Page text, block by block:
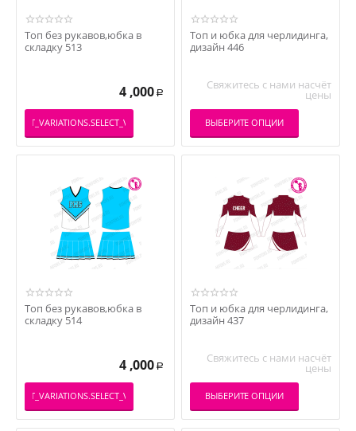
Топ без рукавов,юбка в
складку 513
4 ,000 Р
Топ и юбка для черлидинга,
дизайн 446
Свяжитесь с нами насчёт
цены
ВЫБЕРИТЕ ОПЦИИ
Топ без рукавов,юбка в
складку 514
4 ,000 Р
Топ и юбка для черлидинга,
дизайн 437
Свяжитесь с нами насчёт
цены
ВЫБЕРИТЕ ОПЦИИ